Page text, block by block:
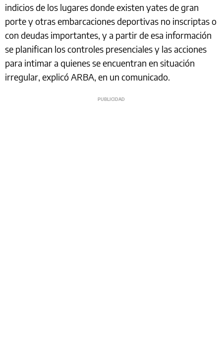
indicios de los lugares donde existen yates de gran
porte y otras embarcaciones deportivas no inscriptas o
con deudas importantes, y a partir de esa información
se planifican los controles presenciales y las acciones
para intimar a quienes se encuentran en situación
irregular, explicó ARBA, en un comunicado.